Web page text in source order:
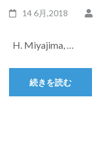
14 6月,2018
H. Miyajima, …
続きを読む